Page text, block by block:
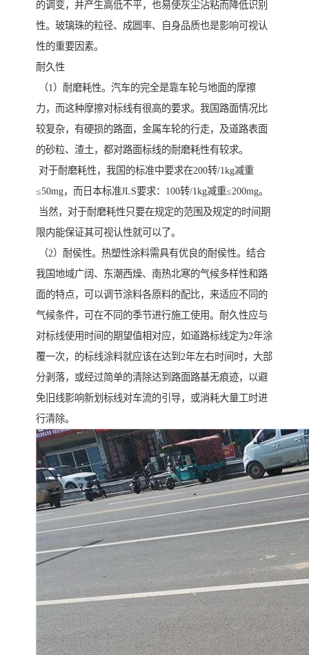
的调变，并产生高低不平，也易使灰尘沾粘而降低识别
性。玻璃珠的粒径、成圆率、自身品质也是影响可视认
性的重要因素。
耐久性
（1）耐磨耗性。汽车的完全是靠车轮与地面的摩擦
力，而这种摩擦对标线有很高的要求。我国路面情况比
较复杂，有硬损的路面，金属车轮的行走，及道路表面
的砂粒、渣土，都对路面标线的耐磨耗性有较求。
对于耐磨耗性，我国的标准中要求在200转/1kg减重
≤50mg，而日本标准JLS要求：100转/1kg减重≤200mg。
当然，对于耐磨耗性只要在规定的范围及规定的时间期
限内能保证其可视认性就可以了。
（2）耐侯性。热塑性涂料需具有优良的耐侯性。结合
我国地域广阔、东潮西燥、南热北寒的气候多样性和路
面的特点，可以调节涂料各原料的配比，来适应不同的
气候条件，可在不同的季节进行施工使用。耐久性应与
对标线使用时间的期望值相对应，如道路标线定为2年涂
覆一次，的标线涂料就应该在达到2年左右时间时，大部
分剥落，或经过简单的清除达到路面路基无痕迹，以避
免旧线影响新划标线对车流的引导，或消耗大量工时进
行清除。